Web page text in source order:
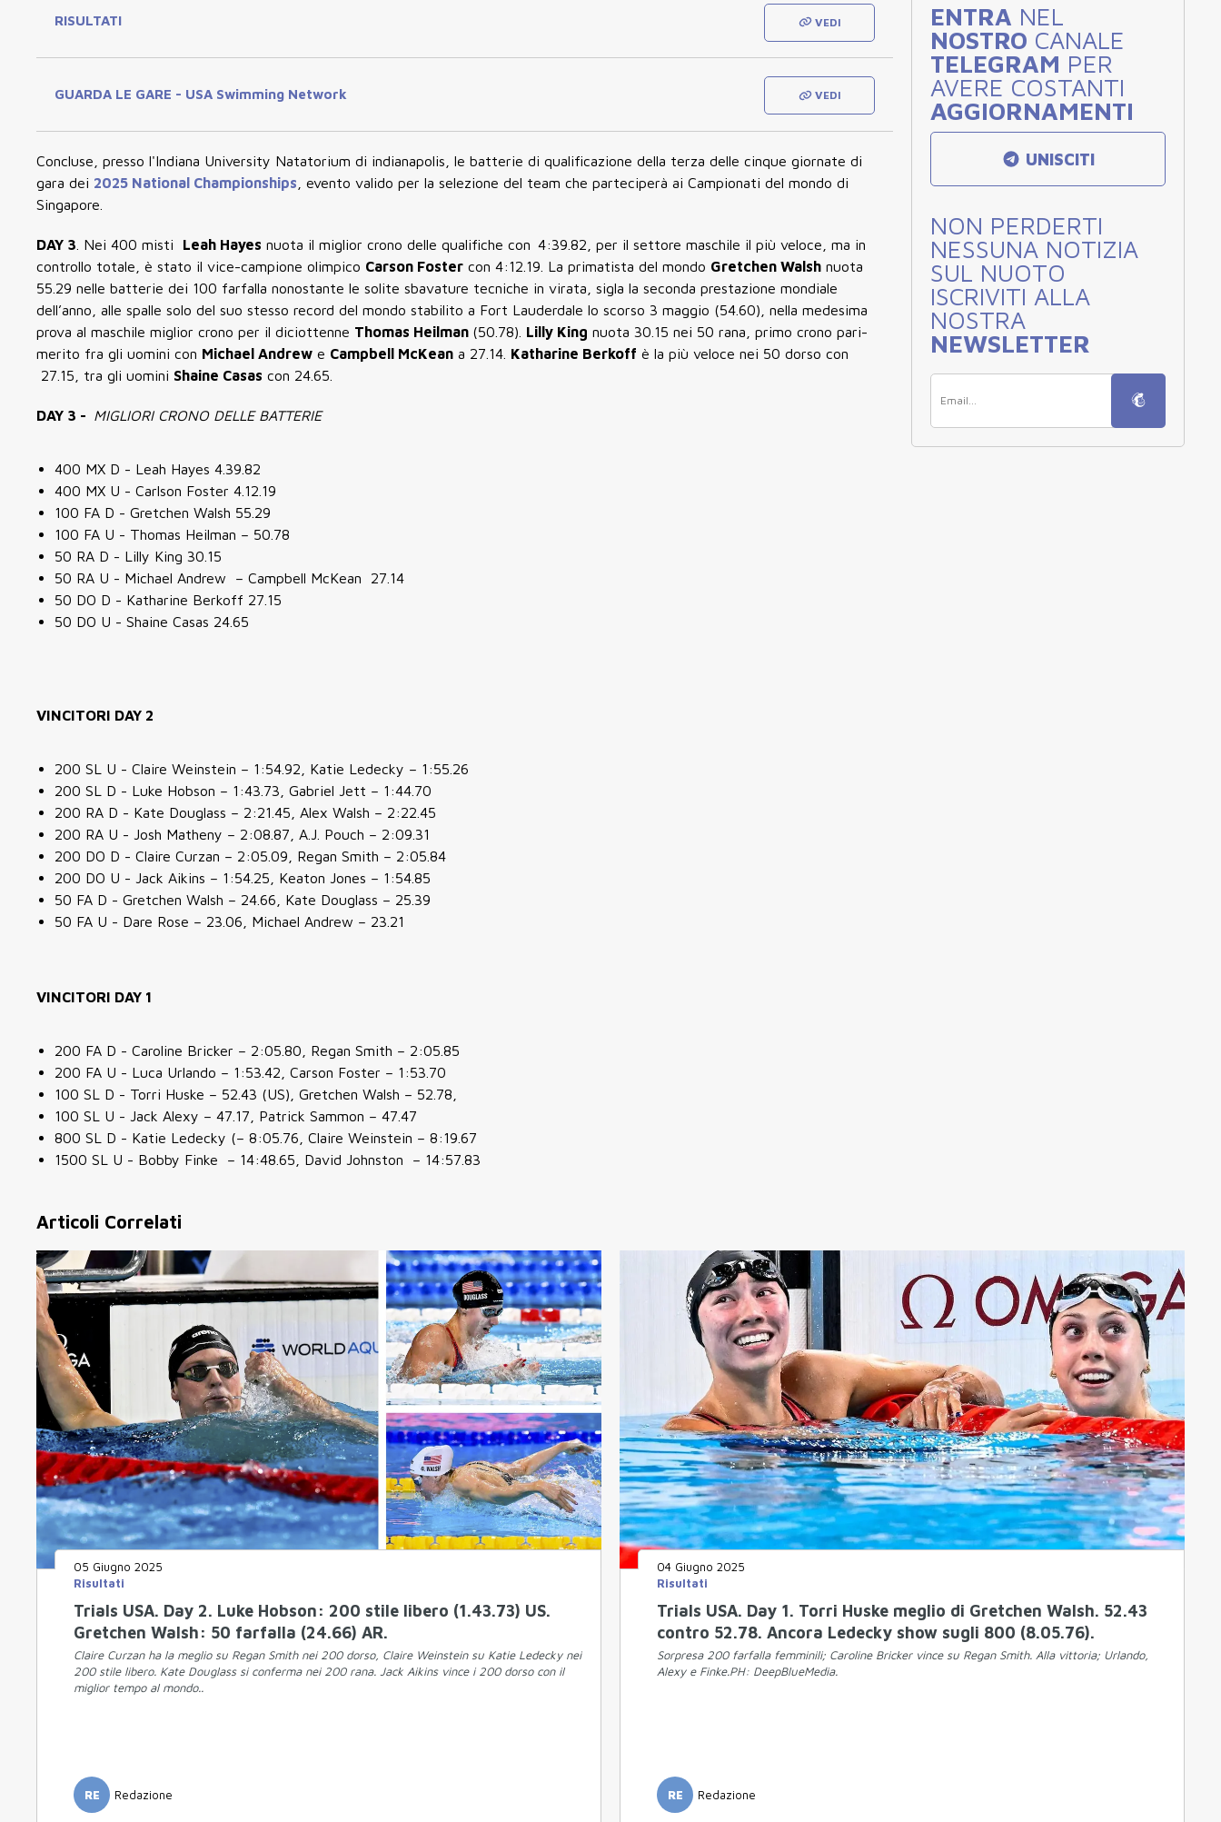
RISULTATI VEDI
GUARDA LE GARE - USA Swimming Network VEDI
Concluse, presso l'Indiana University Natatorium di indianapolis, le batterie di qualificazione della terza delle cinque giornate di
gara dei 2025 National Championships , evento valido per la selezione del team che parteciperà ai Campionati del mondo di
Singapore.
DAY 3 Nei 400 misti Leah Hayes nuota il miglior crono delle qualifiche con 4:39.82 , per il settore maschile il più veloce, ma in
controllo totale, è stato il vice-campione olimpico Carson Foster con 4:12.19 . La primatista del mondo Gretchen Walsh nuota
55.29 nelle batterie dei 100 farfalla nonostante le solite sbavature tecniche in virata, sigla la seconda prestazione mondiale
dell’anno, alle spalle solo del suo stesso record del mondo stabilito a Fort Lauderdale lo scorso 3 maggio (54.60), nella medesima
prova al maschile miglior crono per il diciottenne Thomas Heilman (50.78). Lilly King nuota 30.15 nei 50 rana, primo crono pari-
merito fra gli uomini con Michael Andrew e Campbell McKean a 27.14. Katharine Berkoff è la più veloce nei 50 dorso con
27.15, tra gli uomini Shaine Casas con 24.65.
DAY 3 - MIGLIORI CRONO DELLE BATTERIE
400 MX D - Leah Hayes 4.39.82
400 MX U - Carlson Foster 4.12.19
100 FA D - Gretchen Walsh 55.29
100 FA U - Thomas Heilman – 50.78
50 RA D - Lilly King 30.15
50 RA U - Michael Andrew
– Campbell McKean 27.14
50 DO D - Katharine Berkoff 27.15
50 DO U - Shaine Casas 24.65
VINCITORI DAY 2
200 SL U - Claire Weinstein – 1:54.92, Katie Ledecky – 1:55.26
200 SL D - Luke Hobson – 1:43.73, Gabriel Jett – 1:44.70
200 RA D - Kate Douglass – 2:21.45, Alex Walsh – 2:22.45
200 RA U - Josh Matheny – 2:08.87, A.J. Pouch – 2:09.31
200 DO D - Claire Curzan – 2:05.09, Regan Smith – 2:05.84
200 DO U - Jack Aikins – 1:54.25, Keaton Jones – 1:54.85
50 FA D - Gretchen Walsh – 24.66, Kate Douglass – 25.39
50 FA U - Dare Rose – 23.06, Michael Andrew – 23.21
VINCITORI DAY 1
200 FA D - Caroline Bricker – 2:05.80, Regan Smith – 2:05.85
200 FA U - Luca Urlando – 1:53.42, Carson Foster – 1:53.70
100 SL D - Torri Huske – 52.43 (US), Gretchen Walsh – 52.78,
100 SL U - Jack Alexy – 47.17, Patrick Sammon – 47.47
800 SL D - Katie Ledecky (– 8:05.76, Claire Weinstein – 8:19.67
1500 SL U - Bobby Finke – 14:48.65, David Johnston – 14:57.83
ENTRA NEL
NOSTRO CANALE
TELEGRAM PER
AVERE COSTANTI
AGGIORNAMENTI
UNISCITI
NON PERDERTI
NESSUNA NOTIZIA
SUL NUOTO
ISCRIVITI ALLA
NOSTRA
NEWSLETTER
Articoli Correlati
05 Giugno 2025
Risultati
Trials USA. Day 2. Luke Hobson: 200 stile libero (1.43.73) US.
Gretchen Walsh: 50 farfalla (24.66) AR.
Claire Curzan ha la meglio su Regan Smith nei 200 dorso, Claire Weinstein su Katie Ledecky nei
200 stile libero. Kate Douglass si conferma nei 200 rana. Jack Aikins vince i 200 dorso con il
miglior tempo al mondo..
RE Redazione
04 Giugno 2025
Risultati
Trials USA. Day 1. Torri Huske meglio di Gretchen Walsh. 52.43
contro 52.78. Ancora Ledecky show sugli 800 (8.05.76).
Sorpresa 200 farfalla femminili; Caroline Bricker vince su Regan Smith. Alla vittoria; Urlando,
Alexy e Finke.PH: DeepBlueMedia.
RE Redazione